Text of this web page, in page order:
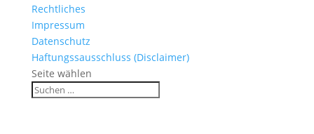
Rechtliches
Impressum
Datenschutz
Haftungssausschluss (Disclaimer)
Seite wählen